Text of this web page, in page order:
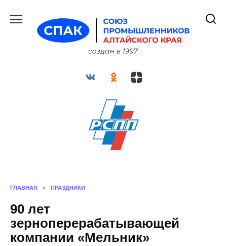
содержанию
ГЛАВНАЯ » ПРАЗДНИКИ
90 лет
зерноперерабатывающей
компании «Мельник»